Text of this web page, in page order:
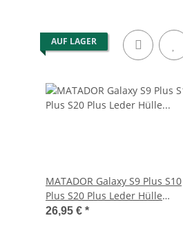
AUF LAGER
MATADOR Galaxy S9 Plus S10
Plus S20 Plus Leder Hülle
Schwarz
26,95 € *
MATADOR AVEIRO Herren Leder
Umhängetasche Klein 5 Farben